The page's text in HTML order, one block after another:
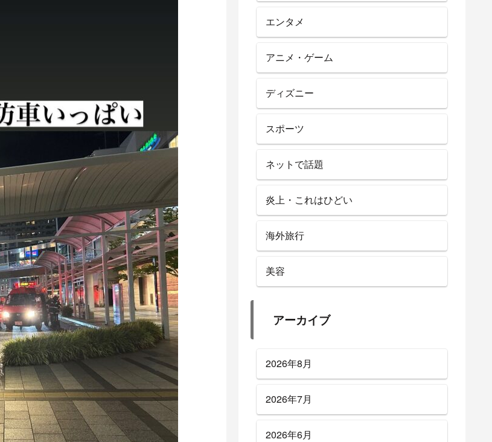
エンタメ
アニメ・ゲーム
ディズニー
スポーツ
ネットで話題
炎上・これはひどい
海外旅行
美容
アーカイブ
2026年8月
2026年7月
2026年6月